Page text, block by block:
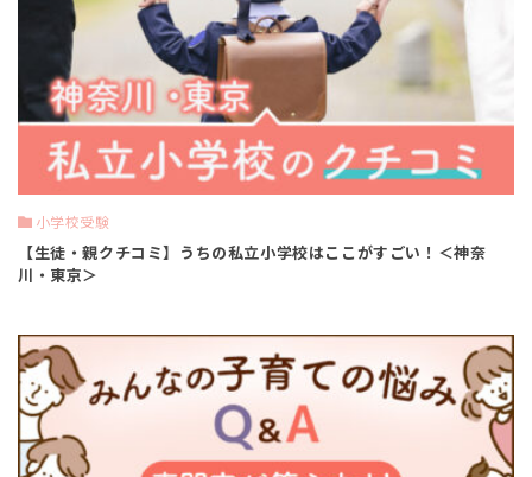
小学校受験
【生徒・親クチコミ】うちの私立小学校はここがすごい！＜神奈
川・東京＞